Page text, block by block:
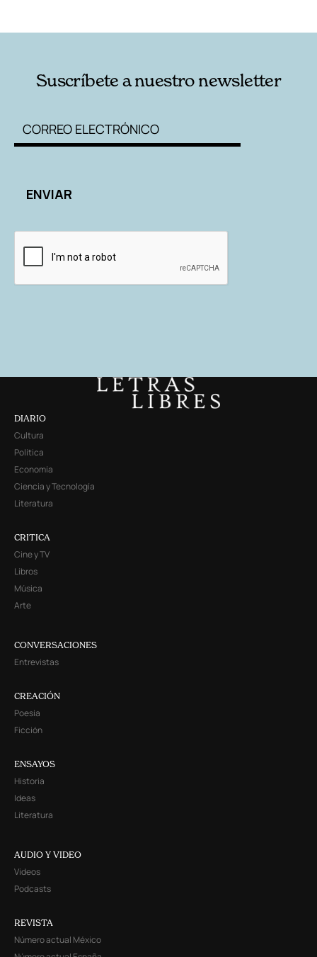
Suscríbete a nuestro newsletter
DIARIO
Cultura
Política
Economía
Ciencia y Tecnología
Literatura
CRITICA
Cine y TV
Libros
Música
Arte
CONVERSACIONES
Entrevistas
CREACIÓN
Poesía
Ficción
ENSAYOS
Historia
Ideas
Literatura
AUDIO Y VIDEO
Videos
Podcasts
REVISTA
Número actual México